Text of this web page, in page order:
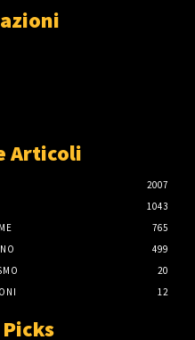
Articoli
2007
1043
765
499
20
12